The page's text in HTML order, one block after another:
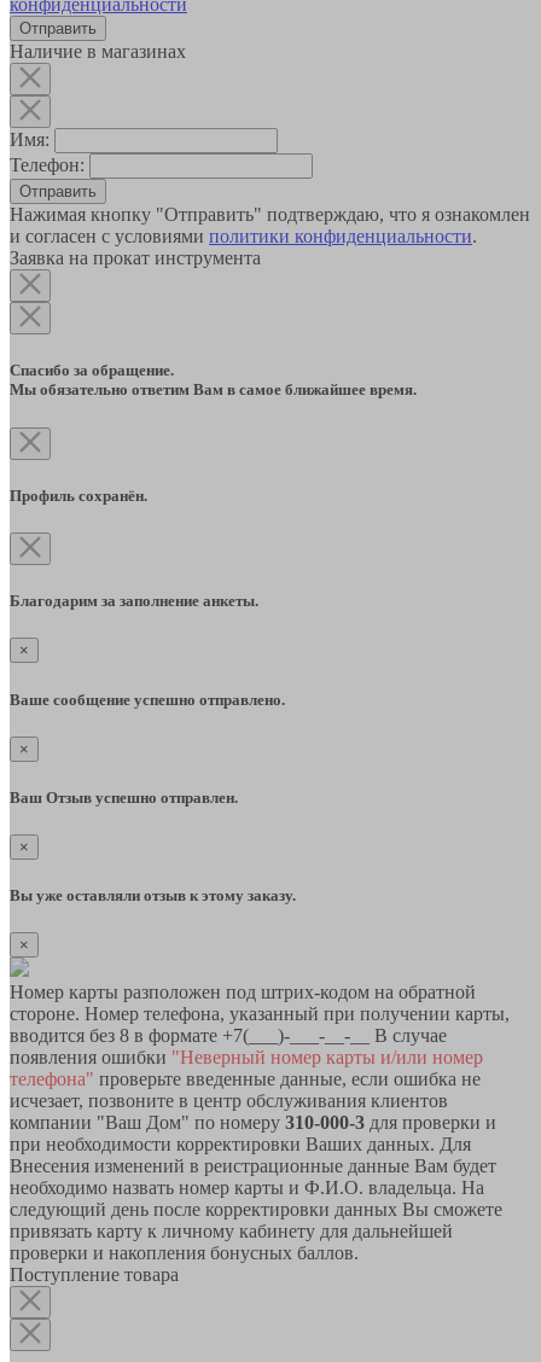
конфиденциальности
Наличие в магазинах
Имя:
Телефон:
Отправить
Нажимая кнопку "Отправить" подтверждаю, что я ознакомлен
и согласен с условиями политики конфиденциальности.
Заявка на прокат инструмента
Спасибо за обращение.
Мы обязательно ответим Вам в самое ближайшее время.
Профиль сохранён.
Благодарим за заполнение анкеты.
×
Ваше сообщение успешно отправлено.
×
Ваш Отзыв успешно отправлен.
×
Вы уже оставляли отзыв к этому заказу.
×
Номер карты разположен под штрих-кодом на обратной
стороне. Номер телефона, указанный при получении карты,
вводится без 8 в формате +7(___)-___-__-__ В случае
появления ошибки "Неверный номер карты и/или номер
телефона" проверьте введенные данные, если ошибка не
исчезает, позвоните в центр обслуживания клиентов
компании "Ваш Дом" по номеру 310-000-3 для проверки и
при необходимости корректировки Ваших данных. Для
Внесения изменений в реистрационные данные Вам будет
необходимо назвать номер карты и Ф.И.О. владельца. На
следующий день после корректировки данных Вы сможете
привязать карту к личному кабинету для дальнейшей
проверки и накопления бонусных баллов.
Поступление товара